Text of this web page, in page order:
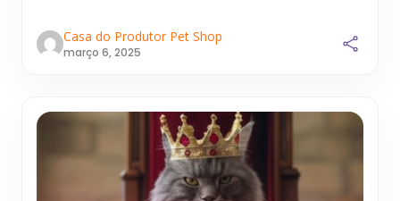
Casa do Produtor Pet Shop
março 6, 2025